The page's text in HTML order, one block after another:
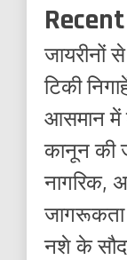
जायरीनों
टिकी
आसमान में
कानून की
नागरिक,
जागरूकता
नशे के